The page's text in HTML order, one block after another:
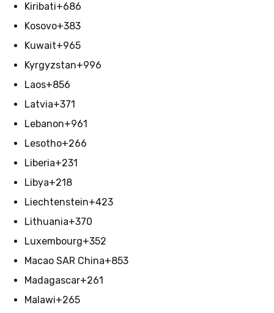
Kiribati+686
Kosovo+383
Kuwait+965
Kyrgyzstan+996
Laos+856
Latvia+371
Lebanon+961
Lesotho+266
Liberia+231
Libya+218
Liechtenstein+423
Lithuania+370
Luxembourg+352
Macao SAR China+853
Madagascar+261
Malawi+265